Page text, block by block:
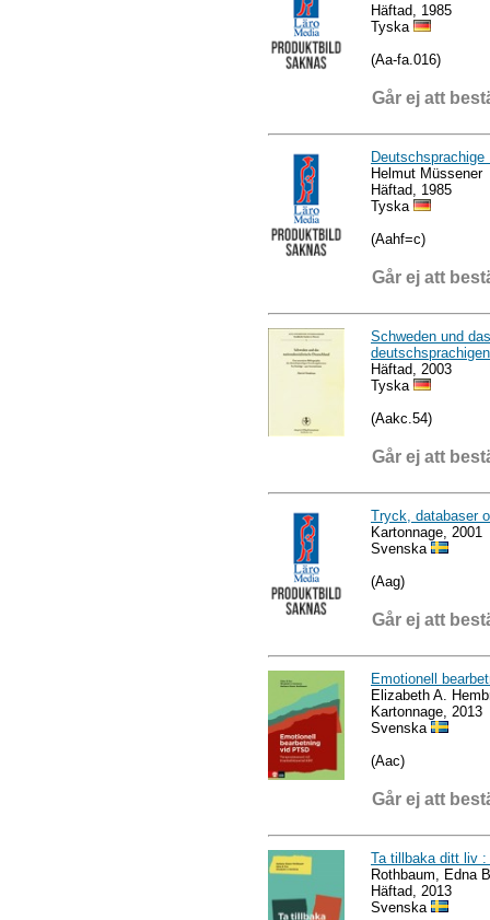
Häftad, 1985
Tyska
(Aa-fa.016)
Går ej att
Helmut Müssener
Häftad, 1985
Tyska
(Aahf=c)
Går ej att
Schweden und
Häftad, 2003
Tyska
(Aakc.54)
Går ej att
Tryck, databaser
Kartonnage, 2001
Svenska
(Aag)
Går ej att
Emotionell
Elizabeth A.
Kartonnage, 2013
Svenska
(Aac)
Går ej att
Ta tillbaka ditt liv
Rothbaum, Edna
Häftad, 2013
Svenska